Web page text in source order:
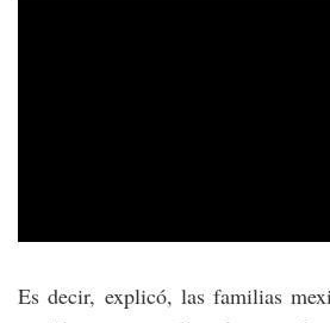
Es decir, explicó, las familias